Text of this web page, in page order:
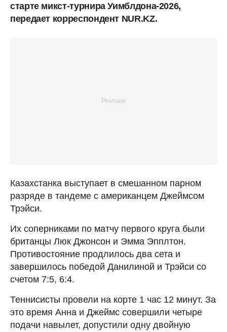
старте микст-турнира Уимблдона-2026,
передает корреспондент NUR.KZ.
Казахстанка выступает в смешанном парном
разряде в тандеме с американцем Джеймсом
Трэйси.
Их соперниками по матчу первого круга были
британцы Люк Джонсон и Эмма Эпплтон.
Противостояние продлилось два сета и
завершилось победой Данилиной и Трэйси со
счетом 7:5, 6:4.
Теннисисты провели на корте 1 час 12 минут. За
это время Анна и Джеймс совершили четыре
подачи навылет, допустили одну двойную